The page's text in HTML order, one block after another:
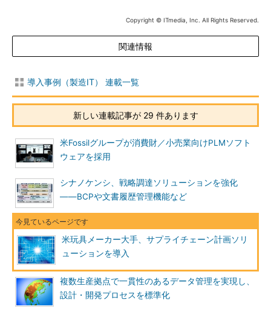
Copyright © ITmedia, Inc. All Rights Reserved.
関連情報
導入事例（製造IT） 連載一覧
新しい連載記事が 29 件あります
米Fossilグループが消費財／小売業向けPLMソフト
ウェアを採用
シナノケンシ、戦略調達ソリューションを強化
――BCPや文書履歴管理機能など
米玩具メーカー大手、サプライチェーン計画ソリ
ューションを導入
複数生産拠点で一貫性のあるデータ管理を実現し、
設計・開発プロセスを標準化